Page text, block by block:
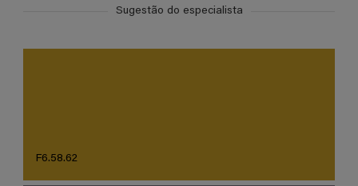
Sugestão do especialista
F6.58.62